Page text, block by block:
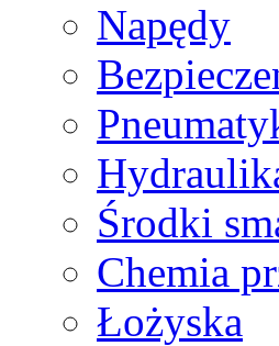
Napędy
Środki
Chemia
Łożyska